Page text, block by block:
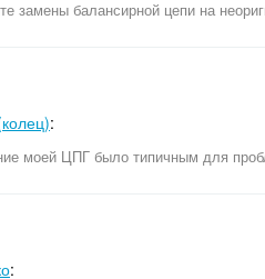
замены балансирной цепи на
:
моей ЦПГ было типичным для
: